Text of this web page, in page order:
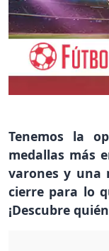
Tenemos la
medallas más
varones y una
cierre para lo
¡Descubre